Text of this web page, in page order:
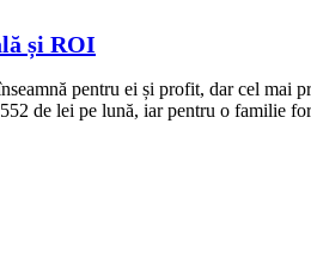
și ROI
pentru ei și profit, dar cel
de lei pe lună, iar pentru o